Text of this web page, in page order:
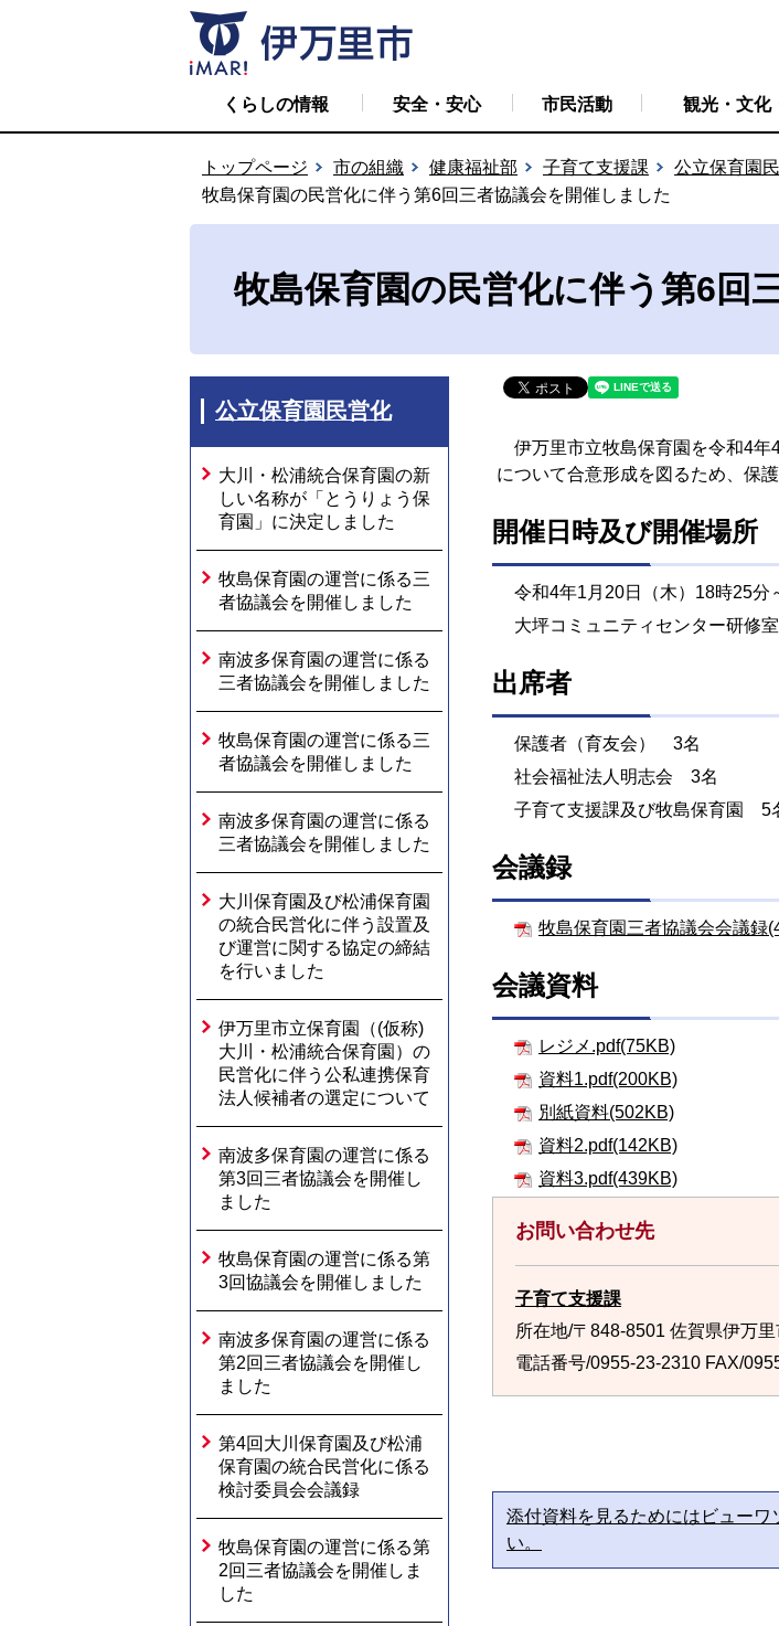
くらしの情報 安全・安心 市民活動 観光・文化
トップページ 市の組織 健康福祉部 子育て支援課
公立保育園
牧島保育園の民営化に伴う第6回三者協議会を開催しました
牧島保育園の民営化に伴う第6回
公立保育園民営化
大川・松浦統合保育園の新
しい名称が「とうりょう保
育園」に決定しました
牧島保育園の運営に係る三
者協議会を開催しました
南波多保育園の運営に係る
三者協議会を開催しました
牧島保育園の運営に係る三
者協議会を開催しました
南波多保育園の運営に係る
三者協議会を開催しました
大川保育園及び松浦保育園
の統合民営化に伴う設置及
び運営に関する協定の締結
を行いました
伊万里市立保育園（(仮称)
大川・松浦統合保育園）の
民営化に伴う公私連携保育
法人候補者の選定について
南波多保育園の運営に係る
第3回三者協議会を開催し
ました
牧島保育園の運営に係る第
3回協議会を開催しました
南波多保育園の運営に係る
第2回三者協議会を開催し
ました
第4回大川保育園及び松浦
保育園の統合民営化に係る
検討委員会会議録
牧島保育園の運営に係る第
2回三者協議会を開催しま
した
伊万里市立牧島保育園を令和4年
について合意形成を図るため、保
開催日時及び開催場所
令和4年1月20日（木）18時25分
大坪コミュニティセンター研修室
出席者
保護者（育友会） 3名
社会福祉法人明志会 3名
子育て支援課及び牧島保育園 5
会議録
牧島保育園三者協議会会議録
会議資料
レジメ.pdf(75KB)
資料1.pdf(200KB)
別紙資料(502KB)
資料2.pdf(142KB)
資料3.pdf(439KB)
お問い合わせ先
子育て支援課
所在地/〒848-8501 佐賀県伊万
電話番号/0955-23-2310 FAX/
添付資料を見るためにはビュー
い。